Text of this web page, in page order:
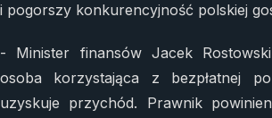
i pogorszy konkurencyjność polskiej
- Minister finansów Jacek
osoba korzystająca z bezpłatnej
uzyskuje przychód. Prawnik